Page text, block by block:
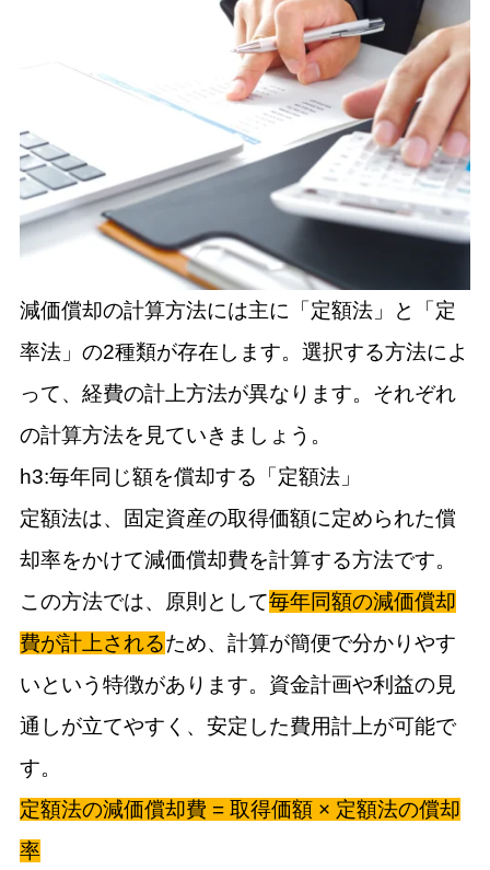
減価償却の計算方法には主に「定額法」と「定
率法」の2種類が存在します。選択する方法によ
って、経費の計上方法が異なります。それぞれ
の計算方法を見ていきましょう。
h3:毎年同じ額を償却する「定額法」
定額法は、固定資産の取得価額に定められた償
却率をかけて減価償却費を計算する方法です。
この方法では、原則として毎年同額の減価償却
費が計上されるため、計算が簡便で分かりやす
いという特徴があります。資金計画や利益の見
通しが立てやすく、安定した費用計上が可能で
す。
定額法の減価償却費 = 取得価額 × 定額法の償却
率